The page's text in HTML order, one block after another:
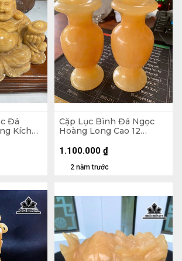
Đá
Kích
Cặp Lục Bình Đá Ngọc
Hoàng Long Cao 12
2 năm trước
1.100.000 ₫